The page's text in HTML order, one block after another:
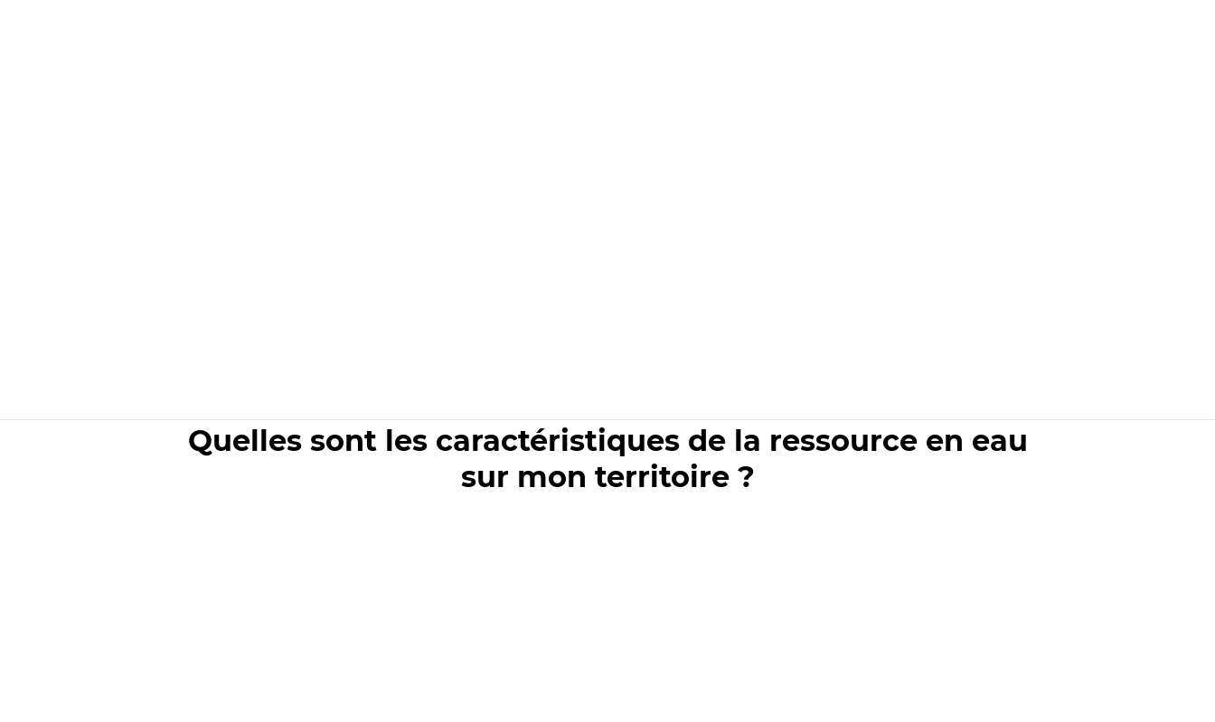
Quelles sont les caractéristiques de la ressource en eau
sur mon territoire ?